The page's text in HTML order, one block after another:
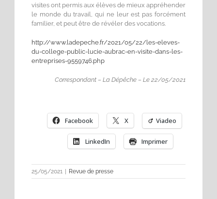
visites ont permis aux élèves de mieux appréhender
le monde du travail, qui ne leur est pas forcément
familier, et peut être de révéler des vocations.
http://www.ladepeche.fr/2021/05/22/les-eleves-
du-college-public-lucie-aubrac-en-visite-dans-les-
entreprises-9559746.php
Correspondant – La Dépêche – Le 22/05/2021
Facebook X Viadeo
LinkedIn Imprimer
25/05/2021 | Revue de presse